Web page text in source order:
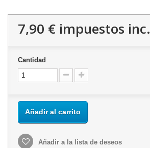
7,90 € impuestos inc.
Cantidad
Añadir al carrito
Añadir a la lista de deseos